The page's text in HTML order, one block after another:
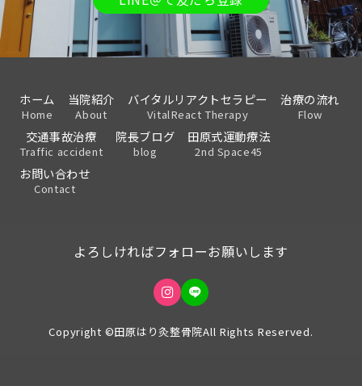
ホーム
Home
当院紹介
About
バイタルリアクトセラピー
VitalReact Therapy
治療の流れ
Flow
交通事故治療
Traffic accident
院長ブログ
blog
田原式運動療法
2nd Space45
お問い合わせ
Contact
よろしければフォローお願いします
Copyright ©田原はり灸整骨院All Rights Reserved.